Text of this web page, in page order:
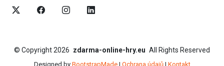
© Copyright2026 zdarma-online-hry.eu All Rights Reserved
Designed by BootstrapMade| Ochrana údajů| Kontakt